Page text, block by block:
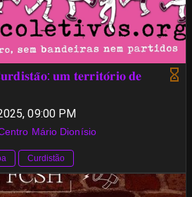
𝐮𝐦 𝐭𝐞𝐫𝐫𝐢𝐭𝐨́𝐫𝐢𝐨 𝐝𝐞
09:00 PM
Mário Dionísio
Curdistão